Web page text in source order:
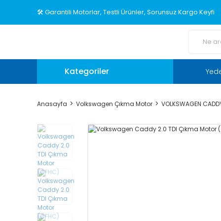
🛠️ Garantili Motorlar, Testli Ürünler, Sorunsuz Kargo Keyfi
Kategoriler
Anasayfa Volkswagen Çıkma Motor VOLKSWAGEN